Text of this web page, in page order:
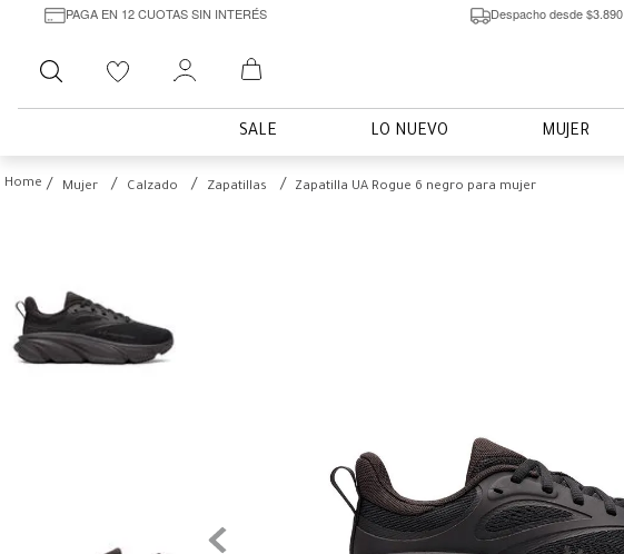
PAGA EN 12 CUOTAS SIN INTERÉS Despacho desde $3.890
Buscar
SALE LO NUEVO MUJER
Mujer Calzado Zapatillas Zapatilla UA Rogue 6 negro para mujer